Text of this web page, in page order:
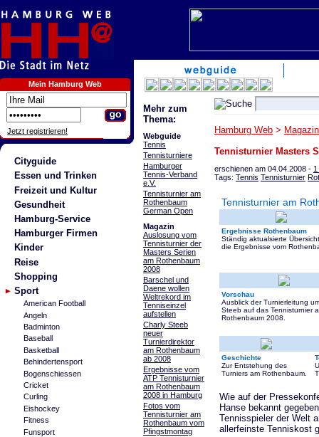
Mein Hamburg Web
Jetzt registrieren!
Cityguide
Essen und Trinken
Freizeit und Kultur
Gesundheit
Hamburg-Service
Hamburger Firmen
Kinder
Reise
Shopping
Sport
American Football
Angeln
Badminton
Baseball
Basketball
Behindertensport
Bogenschiessen
Cricket
Curling
Eishockey
Fitness
Funsport
Mehr zum
Thema:
Webguide
Tennis
Tennisturniere
Hamburger
Tennis-Verband
e.V.
Tennisturnier am
Rothenbaum
German Open
Magazin
Auslosung vom
Tennisturnier der
Masters Serien
am Rothenbaum
2008
Barschel und
Daene wollen
Weltrekord im
Tenniseinzel
aufstellen
Charly Steeb
neuer
Turnierdirektor
am Rothenbaum
ab 2008
Ergebnisse vom
ATP Tennisturnier
am Rothenbaum
2008 in Hamburg
Fotos vom
Tennisturnier am
Rothenbaum vom
Pfingstmontag
Hamburg Web > Magazin
Tennisturnier Masters
erschienen am 04.04.2008 -
Tags: Tennis Tennisturnier
Tennisturnier am
Ergebnisse Rothenbaum
Ständig aktualsierte
die Ergebnisse vom
Vorschau
Ausblick der Turnierleitung
Steeb auf das Tennisturnier
Rothenbaum 2008.
Geschichte
Zur Entstehung des
Turniers am Rothenbaum.
Wie auf der
Hanse bekannt
Tennisspieler der Welt
allerfeinste Tenniskost